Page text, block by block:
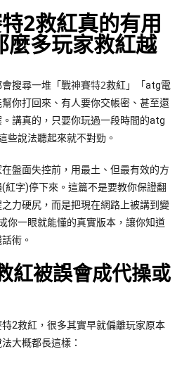
2救紅真的有用
麼多玩家救紅越
搜尋一堆「戰神賽特2救紅」「atg電
你打回來、有人要你交帳密、甚至還
講真的，只要你玩過一段時間的atg
些說法聽起來就不對勁。
盤面失控前，用最土、但最有效的方
紅字)停下來。這篇不是要教你保證翻
力硬尻，而是把現在網路上被講到變
你一眼就能懂的真實版本，讓你知道
術。
紅被誤會成代操或
2救紅，很多其實早就偏離玩家原本
大概都長這樣：